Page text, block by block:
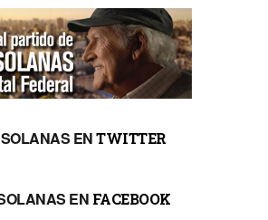
ENTWITTER
EN FACEBOOK